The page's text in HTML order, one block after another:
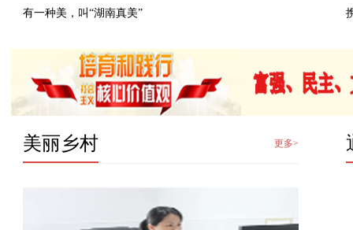
有一种美，叫“湖南真美”
美丽乡村 更多>